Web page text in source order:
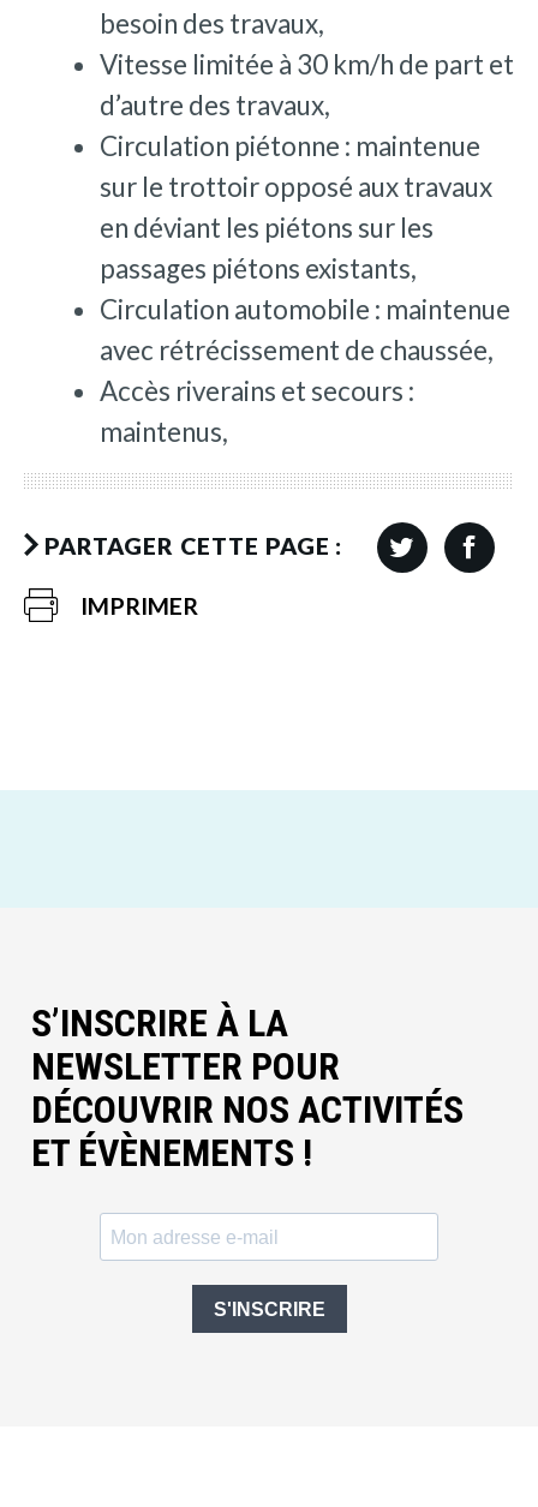
besoin des travaux,
Vitesse limitée à 30 km/h de part et
d’autre des travaux,
Circulation piétonne : maintenue
sur le trottoir opposé aux travaux
en déviant les piétons sur les
passages piétons existants,
Circulation automobile : maintenue
avec rétrécissement de chaussée,
Accès riverains et secours :
maintenus,
PARTAGER CETTE PAGE :
IMPRIMER
S’INSCRIRE À LA
NEWSLETTER POUR
DÉCOUVRIR NOS ACTIVITÉS
ET ÉVÈNEMENTS !
S'INSCRIRE